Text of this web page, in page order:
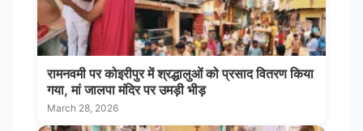
रामनवमी पर कोइरीपुर में श्रद्धालुओं को प्रसाद वितरण किया
गया, मां जालपा मंदिर पर उमड़ी भीड़
March 28, 2026